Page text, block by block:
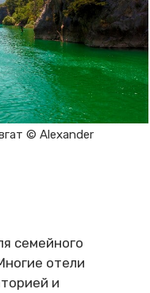
© Alexander
семейного
отели
и